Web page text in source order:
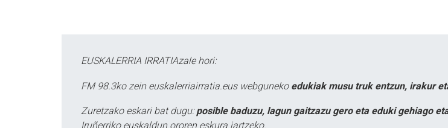
EUSKALERRIA IRRATIAzale hori:
FM 98.3ko zein euskalerriairratia.eus webguneko edukiak musu truk entzun, irakur
Zuretzako eskari bat dugu: posible baduzu, lagun gaitzazu gero eta eduki gehiago
Iruñerriko euskaldun ororen eskura jartzeko.